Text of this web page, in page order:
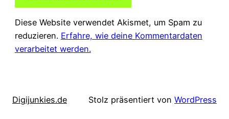
Diese Website verwendet Akismet, um Spam zu
reduzieren. Erfahre, wie deine Kommentardaten
verarbeitet werden.
Digijunkies.de Stolz präsentiert von WordPress